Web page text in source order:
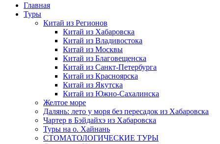
Главная
Туры
Китай из Регионов
Китай из Хабаровска
Китай из Владивостока
Китай из Москвы
Китай из Благовещенска
Китай из Санкт-Петербурга
Китай из Красноярска
Китай из Якутска
Китай из Южно-Сахалинска
Желтое море
Далянь: лето у моря без пересадок из Хабаровска
Чартер в Бэйдайхэ из Хабаровска
Туры на о. Хайнань
СТОМАТОЛОГИЧЕСКИЕ ТУРЫ